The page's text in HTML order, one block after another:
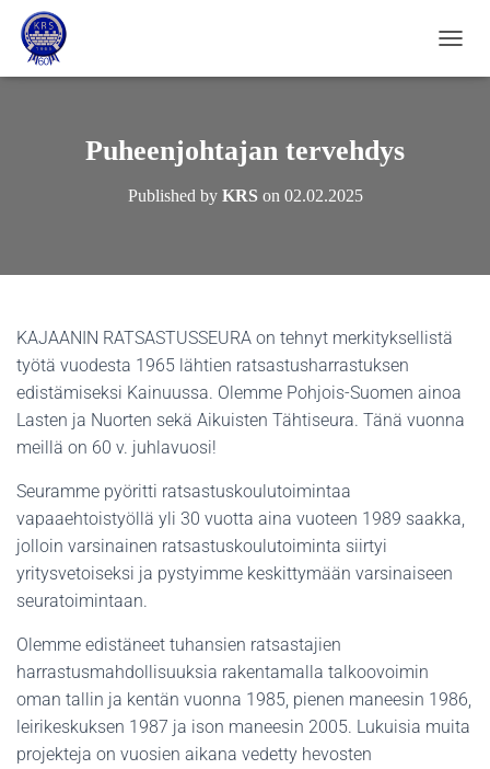
Puheenjohtajan tervehdys
Published by KRSon 02.02.2025
KAJAANIN RATSASTUSSEURA on tehnyt merkityksellistä
työtä vuodesta 1965 lähtien ratsastusharrastuksen
edistämiseksi Kainuussa. Olemme Pohjois-Suomen ainoa
Lasten ja Nuorten sekä Aikuisten Tähtiseura. Tänä vuonna
meillä on 60 v. juhlavuosi!
Seuramme pyöritti ratsastuskoulutoimintaa
vapaaehtoistyöllä yli 30 vuotta aina vuoteen 1989 saakka,
jolloin varsinainen ratsastuskoulutoiminta siirtyi
yritysvetoiseksi ja pystyimme keskittymään varsinaiseen
seuratoimintaan.
Olemme edistäneet tuhansien ratsastajien
harrastusmahdollisuuksia rakentamalla talkoovoimin
oman tallin ja kentän vuonna 1985, pienen maneesin 1986,
leirikeskuksen 1987 ja ison maneesin 2005. Lukuisia muita
projekteja on vuosien aikana vedetty hevosten